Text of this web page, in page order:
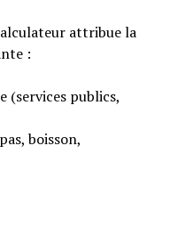
attribue la
:
(services publics,
boisson,